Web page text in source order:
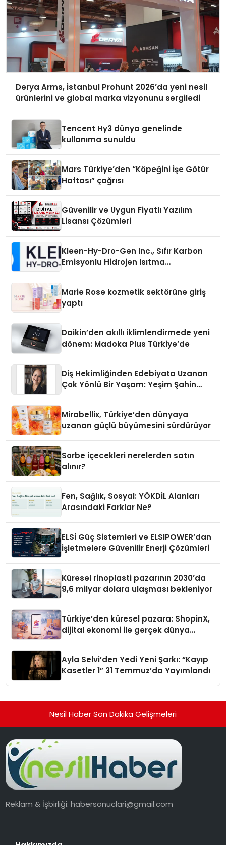
Derya Arms, İstanbul Prohunt 2026’da yeni nesil
ürünlerini ve global marka vizyonunu sergiledi
Tencent Hy3 dünya genelinde
kullanıma sunuldu
Mars Türkiye’den “Köpeğini İşe Götür
Haftası” çağrısı
Güvenilir ve Uygun Fiyatlı Yazılım
Lisansı Çözümleri
Kleen-Hy-Dro-Gen Inc., Sıfır Karbon
Emisyonlu Hidrojen Isıtma
Marie Rose kozmetik sektörüne giriş
yaptı
Daikin’den akıllı iklimlendirmede yeni
dönem: Madoka Plus Türkiye’de
Diş Hekimliğinden Edebiyata Uzanan
Çok Yönlü Bir Yaşam: Yeşim Şahin
Mirabellix, Türkiye’den dünyaya
uzanan güçlü büyümesini sürdürüyor
Sorbe içecekleri nerelerden satın
alınır?
Fen, Sağlık, Sosyal: YÖKDİL Alanları
Arasındaki Farklar Ne?
ELSİ Güç Sistemleri ve ELSIPOWER’dan
İşletmelere Güvenilir Enerji Çözümleri
Küresel rinoplasti pazarının 2030’da
9,6 milyar dolara ulaşması bekleniyor
Türkiye’den küresel pazara: ShopinX,
dijital ekonomi ile gerçek dünya
Ayla Selvi’den Yedi Yeni Şarkı: “Kayıp
Kasetler 1” 31 Temmuz’da Yayımlandı
Nesil Haber Son Dakika Gelişmeleri
Reklam & İşbirliği:habersonuclari@gmail.com